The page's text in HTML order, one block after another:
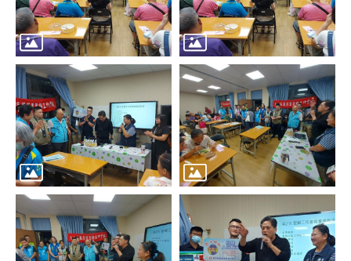
文
化
資
產
北
市
區
里
界
說
臺
北
市